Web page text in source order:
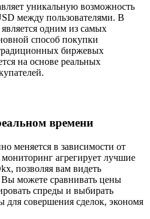
уникальную возможность
между пользователями. В
одним из самых
способ покупки
биржевых
на основе реальных
времени
меняется в зависимости от
агрегирует лучшие
позволяя вам видеть
можете сравнивать цены
спреды и выбирать
совершения сделок, экономя